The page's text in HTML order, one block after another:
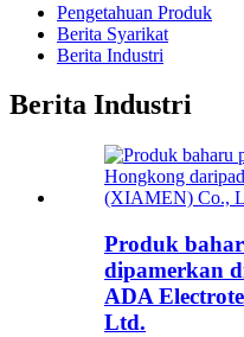
Pengetahuan Produk
Berita Syarikat
Berita Industri
Berita Industri
Produk
dipamerkan
ADA
Ltd.